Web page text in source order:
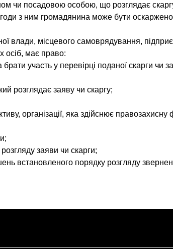
чи посадовою особою, що розглядає
з ним громадянина може бути
влади, місцевого самоврядування,
осіб, має право:
участь у перевірці поданої скарги чи
розглядає заяву чи скаргу;
організації, яка здійснює
заяви чи скарги;
встановленого порядку розгляду